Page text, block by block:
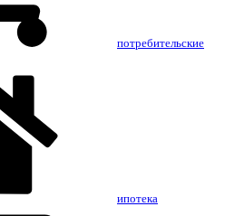
потребительские
ипотека